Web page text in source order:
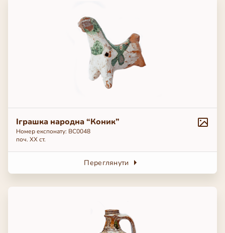
Іграшка народна “Коник”
Номер експонату: BC0048
поч. ХХ ст.
Переглянути